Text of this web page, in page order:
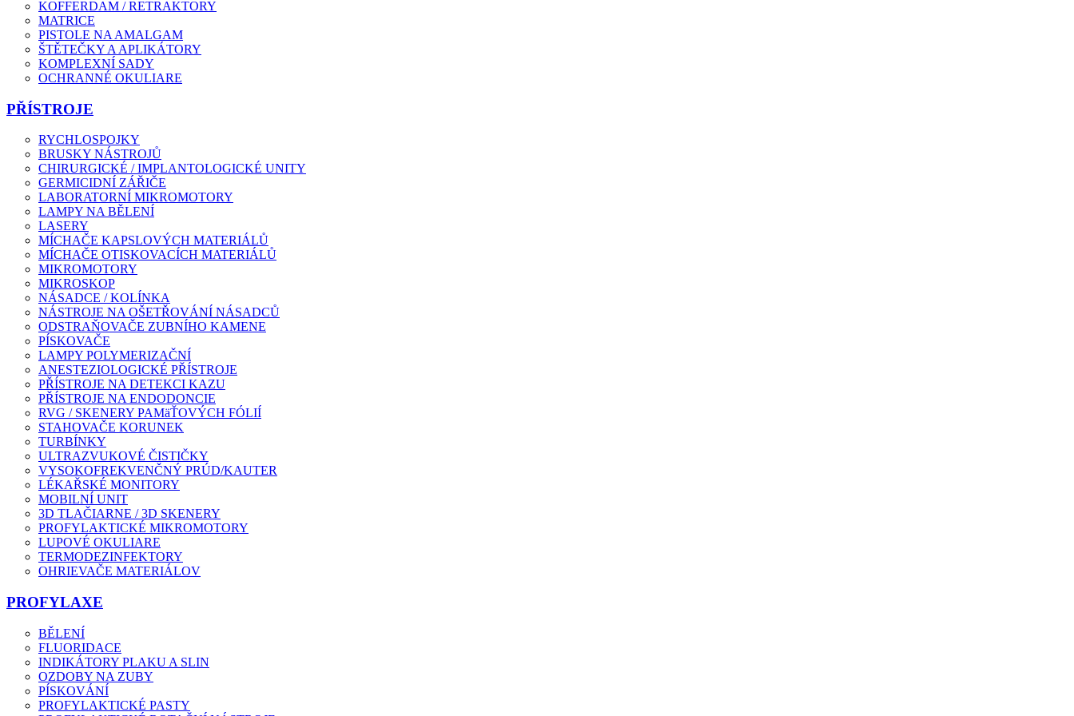
KOFFERDAM / RETRAKTORY
MATRICE
PISTOLE NA AMALGAM
ŠTĚTEČKY A APLIKÁTORY
KOMPLEXNÍ SADY
OCHRANNÉ OKULIARE
PŘÍSTROJE
RYCHLOSPOJKY
BRUSKY NÁSTROJŮ
CHIRURGICKÉ / IMPLANTOLOGICKÉ UNITY
GERMICIDNÍ ZÁŘIČE
LABORATORNÍ MIKROMOTORY
LAMPY NA BĚLENÍ
LASERY
MÍCHAČE KAPSLOVÝCH MATERIÁLŮ
MÍCHAČE OTISKOVACÍCH MATERIÁLŮ
MIKROMOTORY
MIKROSKOP
NÁSADCE / KOLÍNKA
NÁSTROJE NA OŠETŘOVÁNÍ NÁSADCŮ
ODSTRAŇOVAČE ZUBNÍHO KAMENE
PÍSKOVAČE
LAMPY POLYMERIZAČNÍ
ANESTEZIOLOGICKÉ PŘÍSTROJE
PŘÍSTROJE NA DETEKCI KAZU
PŘÍSTROJE NA ENDODONCIE
RVG / SKENERY PAMäŤOVÝCH FÓLIÍ
STAHOVAČE KORUNEK
TURBÍNKY
ULTRAZVUKOVÉ ČISTIČKY
VYSOKOFREKVENČNÝ PRÚD/KAUTER
LÉKAŘSKÉ MONITORY
MOBILNÍ UNIT
3D TLAČIARNE / 3D SKENERY
PROFYLAKTICKÉ MIKROMOTORY
LUPOVÉ OKULIARE
TERMODEZINFEKTORY
OHRIEVAČE MATERIÁLOV
PROFYLAXE
BĚLENÍ
FLUORIDACE
INDIKÁTORY PLAKU A SLIN
OZDOBY NA ZUBY
PÍSKOVÁNÍ
PROFYLAKTICKÉ PASTY